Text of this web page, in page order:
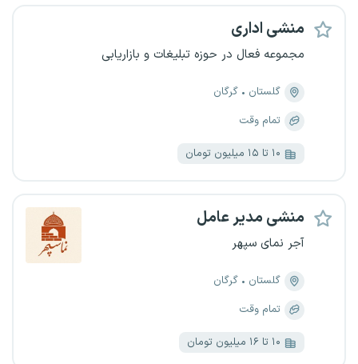
منشی اداری
مجموعه فعال در حوزه تبلیغات و بازاریابی
گلستان
گرگان
تمام وقت
۱۰ تا ۱۵ میلیون تومان
منشی مدیر عامل
آجر نمای سپهر
گلستان
گرگان
تمام وقت
۱۰ تا ۱۶ میلیون تومان